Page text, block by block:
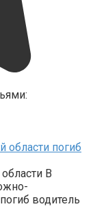
области погиб
В
водитель